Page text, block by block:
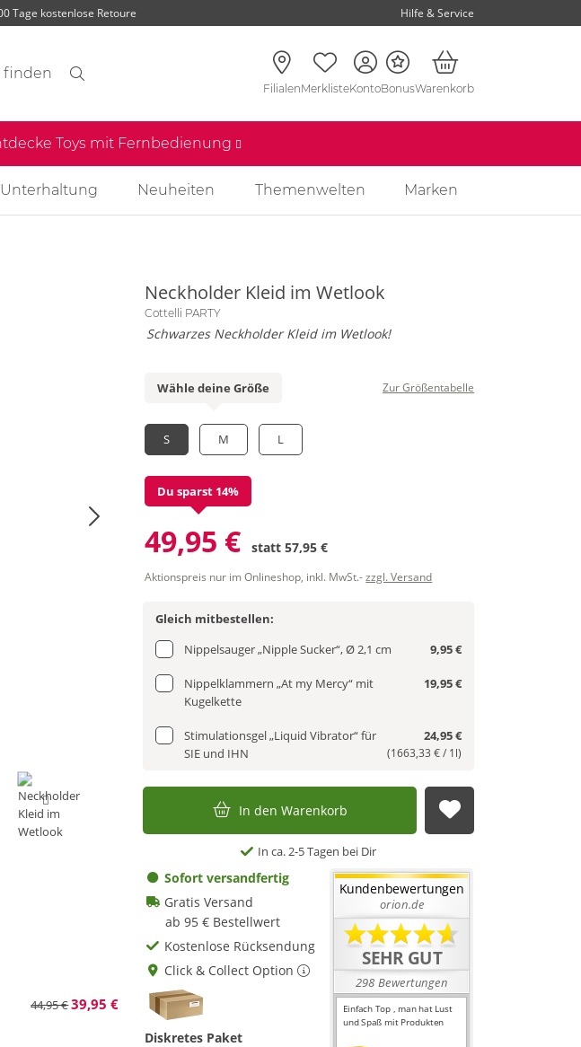
Tage kostenlose Retoure Hilfe & Service
FilialenMerklisteKontoBonusWarenkorb
Toys mit Fernbedienung
Unterhaltung Neuheiten Themenwelten Marken
44,95 €39,95 €
Neckholder Kleid im Wetlook
Cottelli PARTY
Schwarzes Neckholder Kleid im Wetlook!
Wähle deine Größe
S M L
Zur Größentabelle
Du sparst 14%
49,95 € statt57,95 €
Aktionspreis nur im Onlineshop, inkl. MwSt.-zzgl. Versand
Gleich mitbestellen:
Nippelsauger „Nipple Sucker“, Ø 2,1 cm
9,95 €
Nippelklammern „At my Mercy“ mit
Kugelkette
19,95 €
Stimulationsgel „Liquid Vibrator“ für
SIE und IHN
24,95 €
(1663,33 € / 1l)
In den Warenkorb Auf die
In ca. 2-5 Tagen bei Dir
Sofort versandfertig
Gratis Versand
ab 95 € Bestellwert
Kostenlose Rücksendung
Click & Collect Option
Diskretes Paket